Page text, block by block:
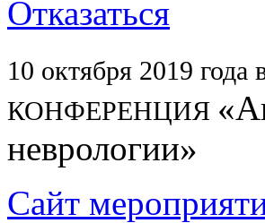
Отказаться
10 октября 2019
КОНФЕРЕНЦИЯ
неврологии»
Сайт